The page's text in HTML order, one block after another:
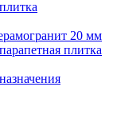
20 мм
плитка